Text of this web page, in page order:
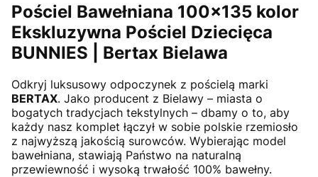
Pościel Bawełniana 100x135 kolor
Ekskluzywna Pościel Dziecięca
BUNNIES | Bertax Bielawa
Odkryj luksusowy odpoczynek z pościelą marki
BERTAX. Jako producent z Bielawy – miasta o
bogatych tradycjach tekstylnych – dbamy o to, aby
każdy nasz komplet łączył w sobie polskie rzemiosło
z najwyższą jakością surowców. Wybierając model
bawełniana, stawiają Państwo na naturalną
przewiewność i wysoką trwałość 100% bawełny.